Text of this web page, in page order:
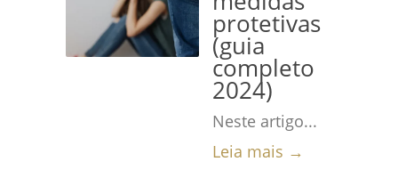
protetivas
(guia
completo
2024)
Neste artigo...
Leia mais →